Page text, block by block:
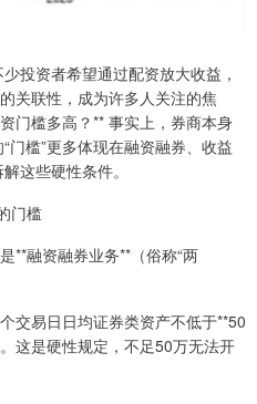
投资者希望通过配资放大收益，
关联性，成为许多人关注的焦
门槛多高？** 事实上，券商本身
门槛”更多体现在融资融券、收益
这些硬性条件。
门槛
**融资融券业务**（俗称“两
交易日日均证券类资产不低于**50
这是硬性规定，不足50万无法开